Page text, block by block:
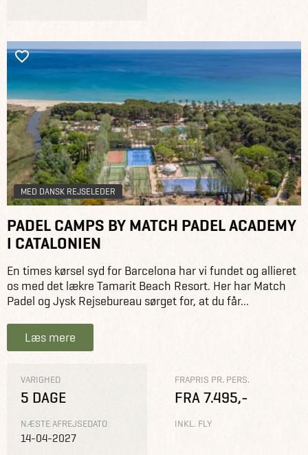
MED DANSK REJSELEDER
PADEL CAMPS BY MATCH PADEL ACADEMY
I CATALONIEN
En times kørsel syd for Barcelona har vi fundet og allieret
os med det lækre Tamarit Beach Resort. Her har Match
Padel og Jysk Rejsebureau sørget for, at du får...
Læs mere
VARIGHED
5 DAGE
NÆSTE AFREJSEDATO
14-04-2027
FRAPRIS PR. PERS.
FRA 7.495,-
INKL. FLY